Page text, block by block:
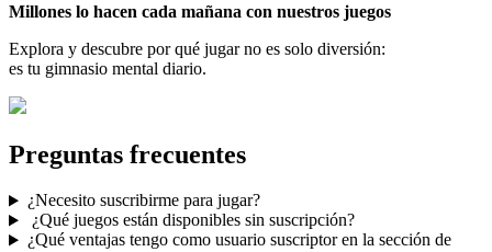
Millones lo hacen cada mañana con nuestros juegos
Explora y descubre por qué jugar no es solo diversión:
es tu gimnasio mental diario.
Preguntas frecuentes
¿Necesito suscribirme para jugar?
¿Qué juegos están disponibles sin suscripción?
¿Qué ventajas tengo como usuario suscriptor en la sección de